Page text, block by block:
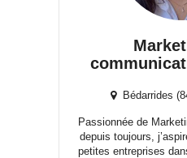
Bédarrides
Passionnée de
depuis toujours,
petites entreprises